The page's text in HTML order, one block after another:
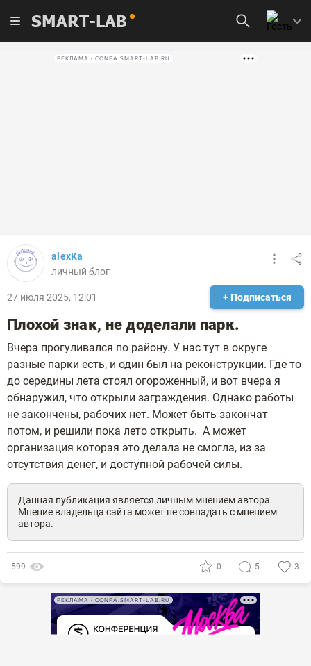
SMART-LAB
РЕКЛАМА • CONFA.SMART-LAB.RU
alexKa
личный блог
27 июля 2025, 12:01 + Подписаться
Плохой знак, не доделали парк.
Вчера прогуливался по району. У нас тут в округе
разные парки есть, и один был на реконструкции. Где то
до середины лета стоял огороженный, и вот вчера я
обнаружил, что открыли заграждения. Однако работы
не закончены, рабочих нет. Может быть закончат
потом, и решили пока лето открыть. А может
организация которая это делала не смогла, из за
отсутствия денег, и доступной рабочей силы.
Данная публикация является личным мнением автора.
Мнение владельца сайта может не совпадать с мнением
автора.
599 0 5 3
РЕКЛАМА • CONFA.SMART-LAB.RU